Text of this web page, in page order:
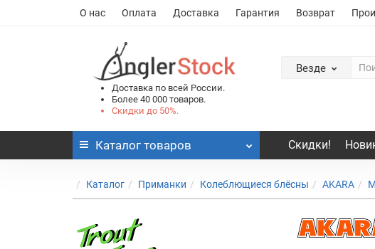
О нас Оплата Доставка Гарантия Возврат
Доставка по всей России.
Более 40 000 товаров.
Скидки до 50%.
Везде
Каталог товаров Скидки!
Каталог Приманки Колеблющиеся блёсны AKARA